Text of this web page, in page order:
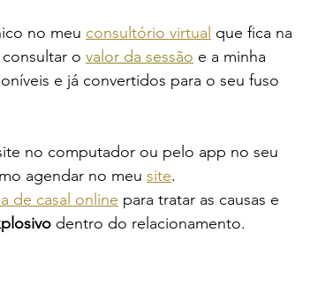
no meu consultório virtual que fica na
o valor da sessão e a minha
e já convertidos para o seu fuso
no computador ou pelo app no seu
agendar no meu site.
de casal online para tratar as causas e
dentro do relacionamento.